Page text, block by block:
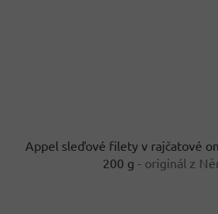
Appel sleďové filety v rajčatové
200 g - originál z